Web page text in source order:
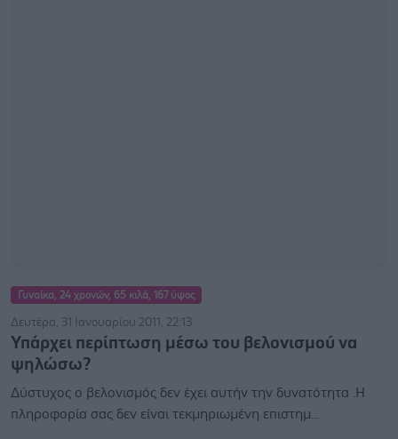
Γυναίκα, 24 χρονών, 65 κιλά, 167 ύψος
Δευτέρα, 31 Ιανουαρίου 2011, 22:13
Υπάρχει περίπτωση μέσω του βελονισμού να
ψηλώσω?
Δύστυχος ο βελονισμός δεν έχει αυτήν την δυνατότητα .Η
πληροφορία σας δεν είναι τεκμηριωμένη επιστημ...